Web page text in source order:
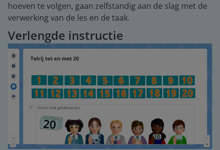
hoeven te volgen, gaan zelfstandig aan de slag met de
verwerking van de les en de taak.
Verlengde instructie